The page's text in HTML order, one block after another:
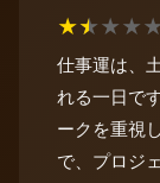
★★★★★
仕事運は、
れる一日で
ークを重視
で、プロジ